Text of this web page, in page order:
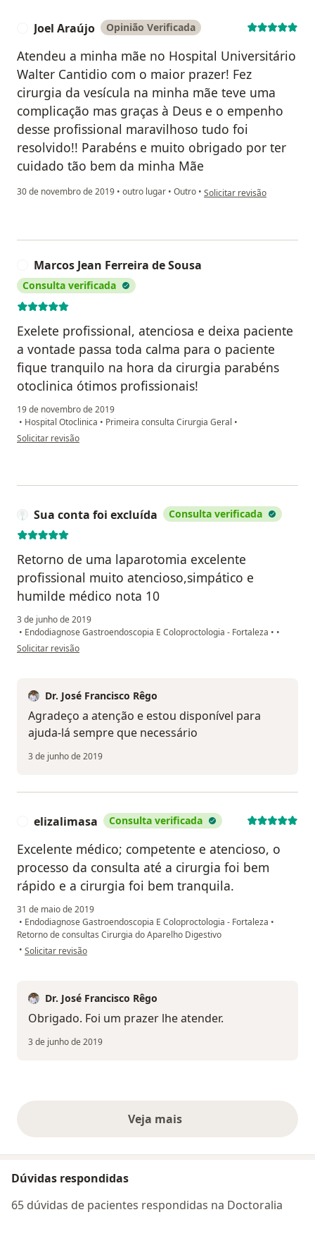
Joel Araújo Opinião Verificada
Atendeu a minha mãe no Hospital Universitário
Walter Cantidio com o maior prazer! Fez
cirurgia da vesícula na minha mãe teve uma
complicação mas graças à Deus e o empenho
desse profissional maravilhoso tudo foi
resolvido!! Parabéns e muito obrigado por ter
cuidado tão bem da minha Mãe
30 de novembro de 2019 • outro lugar • Outro • na opinião do utilizador Joel
Solicitar revisão
Marcos Jean Ferreira de Sousa
Consulta verificada
Exelete profissional, atenciosa e deixa paciente
a vontade passa toda calma para o paciente
fique tranquilo na hora da cirurgia parabéns
otoclinica ótimos profissionais!
19 de novembro de 2019
• Hospital Otoclinica • Primeira consulta Cirurgia Geral •
na opinião do utilizador Marcos Jean Ferreira de Sousa
Solicitar revisão
Sua conta foi excluída Consulta verificada
Retorno de uma laparotomia excelente
profissional muito atencioso,simpático e
humilde médico nota 10
3 de junho de 2019
• Endodiagnose Gastroendoscopia E Coloproctologia - Fortaleza • •
na opinião do utilizador Sua conta foi excluída
Solicitar revisão
Dr. José Francisco Rêgo
Agradeço a atenção e estou disponível para
ajuda-lá sempre que necessário
3 de junho de 2019
elizalimasa Consulta verificada
Excelente médico; competente e atencioso, o
processo da consulta até a cirurgia foi bem
rápido e a cirurgia foi bem tranquila.
31 de maio de 2019
• Endodiagnose Gastroendoscopia E Coloproctologia - Fortaleza •
Retorno de consultas Cirurgia do Aparelho Digestivo
• na opinião do utilizador elizalimasa
Solicitar revisão
Dr. José Francisco Rêgo
Obrigado. Foi um prazer lhe atender.
3 de junho de 2019
Veja maisopiniões acima
Dúvidas respondidas
65 dúvidas de pacientes respondidas na Doctoralia